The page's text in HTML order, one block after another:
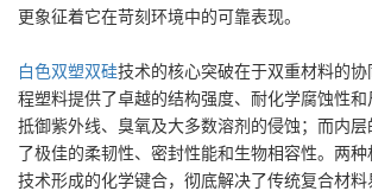
更象征着它在苛刻环境中的可靠表现。
白色双塑双硅技术的核心突破在于双重材料的
程塑料提供了卓越的结构强度、耐化学腐蚀性
抵御紫外线、臭氧及大多数溶剂的侵蚀；而内
了极佳的柔韧性、密封性能和生物相容性。两
技术形成的化学键合，彻底解决了传统复合材